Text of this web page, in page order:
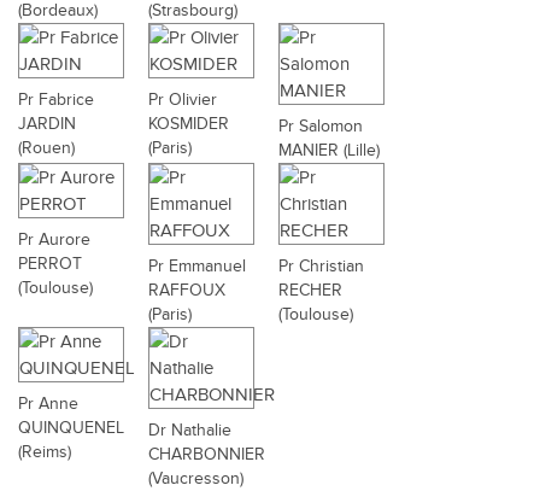
(Bordeaux)
(Strasbourg)
Pr Fabrice
JARDIN
(Rouen)
Pr Olivier
KOSMIDER
(Paris)
Pr Salomon
MANIER (Lille)
Pr Aurore
PERROT
(Toulouse)
Pr Emmanuel
RAFFOUX
(Paris)
Pr Christian
RECHER
(Toulouse)
Pr Anne
QUINQUENEL
(Reims)
Dr Nathalie
CHARBONNIER
(Vaucresson)